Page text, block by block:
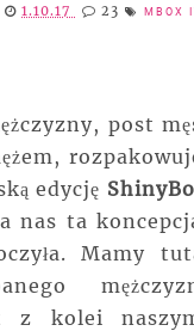
1.10.17 23 MBOX
post
edycję
nas ta
Mamy
z kolei